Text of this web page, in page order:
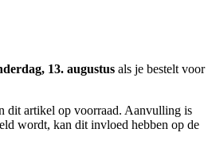
13. augustus als je bestelt voor
dit artikel op voorraad. Aanvulling is
wordt, kan dit invloed hebben op de